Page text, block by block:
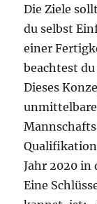
Die Ziele
du selbst
einer
beachtest
Dieses
Jahr 2020 in
Eine